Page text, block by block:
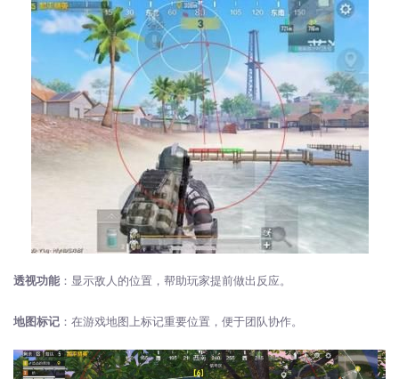
透视功能 ：显示敌人的位置，帮助玩家提前做出反应。
地图标记 ：在游戏地图上标记重要位置，便于团队协作。